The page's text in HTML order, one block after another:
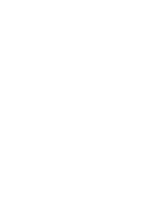
σύρετε με τα δάχτυλα.